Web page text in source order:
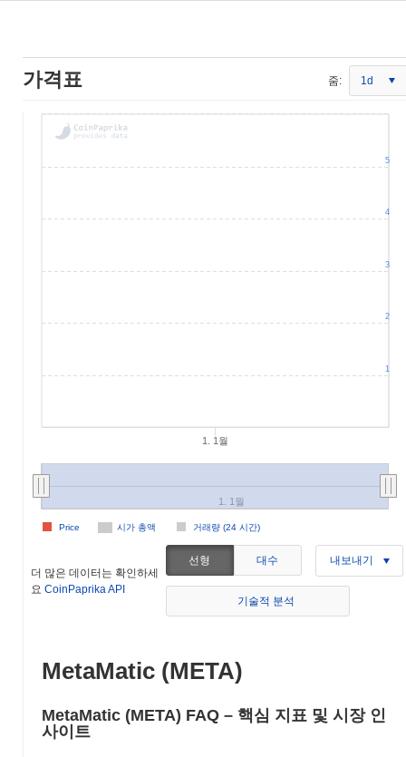
가격표 줌: 1d
1. 1월
시가 총액 거래량 (24 시간)
Price
1. 1월
1
2
3
4
5
더 많은 데이터는 확인하세
요 CoinPaprika API
선형 대수 내보내기
기술적 분석
MetaMatic (META)
MetaMatic (META) FAQ – 핵심 지표 및 시장 인
사이트